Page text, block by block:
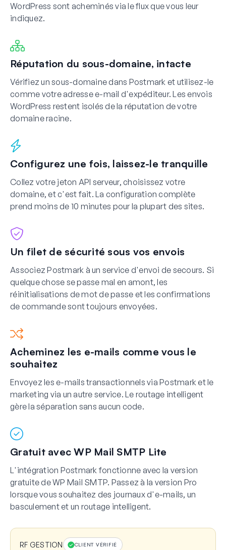
WordPress sont acheminés via le flux que vous leur
indiquez.
Réputation du sous-domaine, intacte
Vérifiez un sous-domaine dans Postmark et utilisez-le
comme votre adresse e-mail d'expéditeur. Les envois
WordPress restent isolés de la réputation de votre
domaine racine.
Configurez une fois, laissez-le tranquille
Collez votre jeton API serveur, choisissez votre
domaine, et c'est fait. La configuration complète
prend moins de 10 minutes pour la plupart des sites.
Un filet de sécurité sous vos envois
Associez Postmark à un service d'envoi de secours. Si
quelque chose se passe mal en amont, les
réinitialisations de mot de passe et les confirmations
de commande sont toujours envoyées.
Acheminez les e-mails comme vous le
souhaitez
Envoyez les e-mails transactionnels via Postmark et le
marketing via un autre service. Le routage intelligent
gère la séparation sans aucun code.
Gratuit avec WP Mail SMTP Lite
L'intégration Postmark fonctionne avec la version
gratuite de WP Mail SMTP. Passez à la version Pro
lorsque vous souhaitez des journaux d'e-mails, un
basculement et un routage intelligent.
RF GESTION CLIENT VÉRIFIÉ